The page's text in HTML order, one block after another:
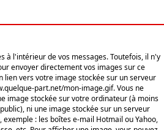
à l'intérieur de vos messages. Toutefois, il n'y
envoyer directement vos images sur ce
lien vers votre image stockée sur un serveur
part.net/mon-image.gif. Vous ne
image stockée sur votre ordinateur (à moins
ni une image stockée sur un serveur
: les boîtes e-mail Hotmail ou Yahoo,